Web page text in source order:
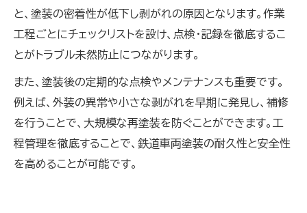
と、塗装の密着性が低下し剥がれの原因となります。作業
工程ごとにチェックリストを設け、点検・記録を徹底するこ
とがトラブル未然防止につながります。
また、塗装後の定期的な点検やメンテナンスも重要です。
例えば、外装の異常や小さな剥がれを早期に発見し、補修
を行うことで、大規模な再塗装を防ぐことができます。工
程管理を徹底することで、鉄道車両塗装の耐久性と安全性
を高めることが可能です。